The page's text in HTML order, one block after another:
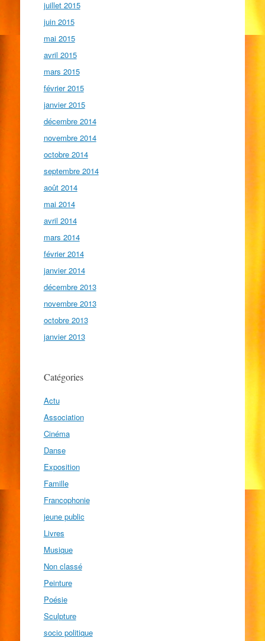
juillet 2015
juin 2015
mai 2015
avril 2015
mars 2015
février 2015
janvier 2015
décembre 2014
novembre 2014
octobre 2014
septembre 2014
août 2014
mai 2014
avril 2014
mars 2014
février 2014
janvier 2014
décembre 2013
novembre 2013
octobre 2013
janvier 2013
Catégories
Actu
Association
Cinéma
Danse
Exposition
Famille
Francophonie
jeune public
Livres
Musique
Non classé
Peinture
Poésie
Sculpture
socio politique